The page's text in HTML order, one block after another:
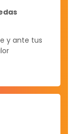
y ante tus